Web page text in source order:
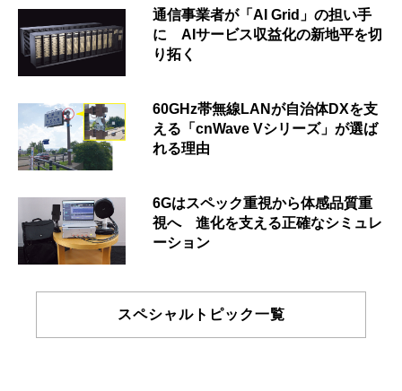
通信事業者が「AI Grid」の担い手
に AIサービス収益化の新地平を切
り拓く
60GHz帯無線LANが自治体DXを支
える「cnWave Vシリーズ」が選ば
れる理由
6Gはスペック重視から体感品質重
視へ 進化を支える正確なシミュレ
ーション
スペシャルトピック一覧